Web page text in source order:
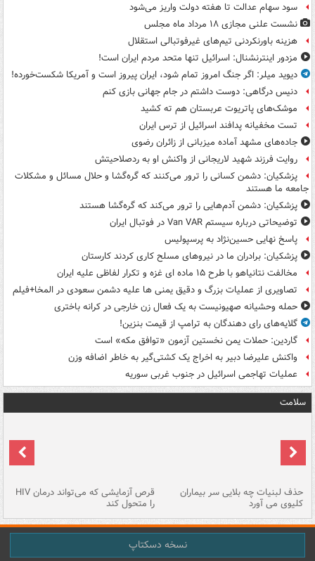
سود سهام عدالت تا هفته دولت واریز می‌شود
نشست علنی مجازی ۱۸ مرداد ماه مجلس
هزینه باورنکردنی تیم‌های غیرفوتبالی استقلال
مزدور اینترنشنال: اسرائیل تنها متحد مردم ایران است!
دیوید میلر: اگر جنگ امروز تمام شود، ایران پیروز است و آمریکا شکست‌خورده!
دنیس درگاهی: دوست داشتم در جام جهانی بازی کنم
موشک‌های پاتریوت عربستان هم ته‌ کشید
تست مخفیانه پدافند اسرائیل از ترس ایران
جاده‌های مشهد آماده میزبانی از زائران رضوی
روایت فرزند شهید لاریجانی از واکنش او به ردصلاحیتش
پزشکیان: دشمن کسانی را ترور می‌کنند که گره‌گشا و حلال مسائل و مشکلات
جامعه ما هستند
پزشکیان: دشمن آدم‌هایی را ترور می‌کند که گره‌گشا هستند
توضیحاتی درباره سیستم Van VAR در فوتبال ایران
پاسخ نهایی حسین‌نژاد به پرسپولیس
پزشکیان: برادران ما در نیروهای مسلح کاری کردند کارستان
مخالفت نتانیاهو با طرح ۱۵ ماده ای غزه و تکرار لفاظی علیه ایران
تصاویری از عملیات بزرگ و دقیق یمنی ها علیه دشمن سعودی در المخا+فیلم
حمله وحشیانه صهیونیست به یک فعال زن خارجی در کرانه باختری
گلایه‌های رای دهندگان به ترامپ از قیمت بنزین!
گاردین: حملات یمن نخستین آزمون «توافق مکه» است
واکنش علیرضا دبیر به اخراج یک کشتی‌گیر به خاطر اضافه وزن
عملیات تهاجمی اسرائیل در جنوب غربی سوریه
سلامت
حذف لبنیات چه بلایی سر بیماران
کلیوی می آورد
قرص آزمایشی که می‌تواند درمان HIV
را متحول کند
نسخه دسکتاپ